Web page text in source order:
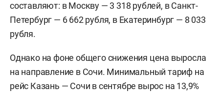
составляют: в Москву — 3 318 рублей, в Санкт-
Петербург — 6 662 рубля, в Екатеринбург — 8 033
рубля.
Однако на фоне общего снижения цена выросла
на направление в Сочи. Минимальный тариф на
рейс Казань — Сочи в сентябре вырос на 13,9%